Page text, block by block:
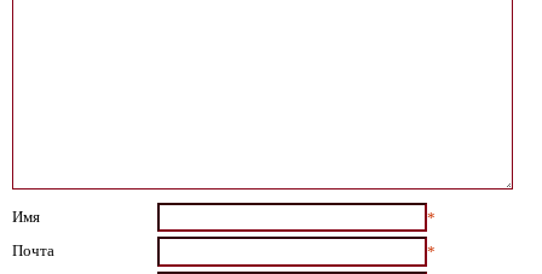
Имя
*
Почта
*